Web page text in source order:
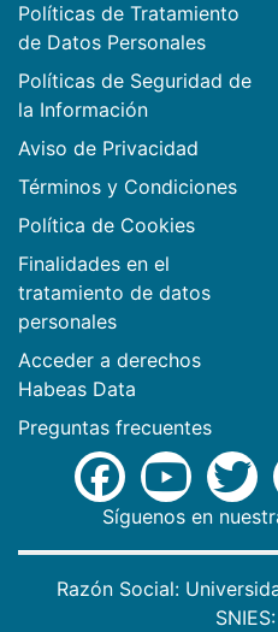
Políticas de Tratamiento
de Datos Personales
Políticas de Seguridad de
la Información
Aviso de Privacidad
Términos y Condiciones
Política de Cookies
Finalidades en el
tratamiento de datos
personales
Acceder a derechos
Habeas Data
Preguntas frecuentes
Síguenos en
Razón Social: